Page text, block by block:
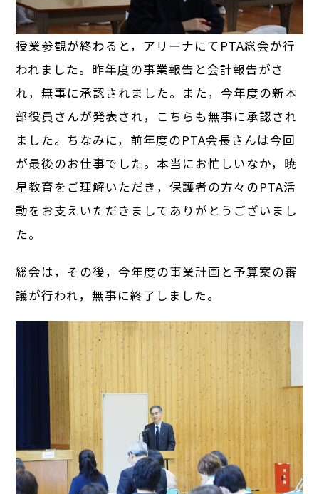
授業参観が終わると，アリーナにてPTA総会が行
われました。昨年度の事業報告と会計報告がさ
れ，無事に承認されました。また，今年度の新本
部役員さんが発表され，こちらも無事に承認され
ました。ちなみに，前年度のPTA会長さんは今回
が最後のお仕事でした。本当にお忙しいなか，暁
星教育をご理解いただき，保護者の方々のPTA活
動をお支えいただきましてありがとうございまし
た。
総会は，その後，今年度の事業計画と予算案の審
議が行われ，無事に終了しました。